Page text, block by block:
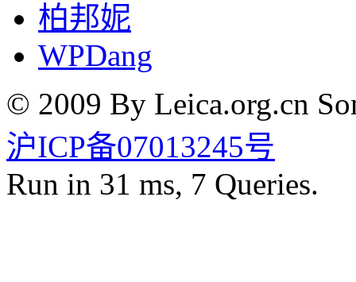
柏邦妮
WPDang
© 2009 By Leica.org.cn
沪ICP备07013245号
Run in 31 ms, 7 Queries.